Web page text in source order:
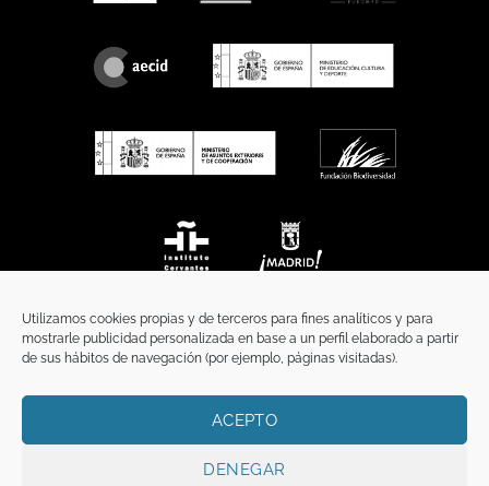
Utilizamos cookies propias y de terceros para fines analíticos y para
mostrarle publicidad personalizada en base a un perfil elaborado a partir
de sus hábitos de navegación (por ejemplo, páginas visitadas).
ACEPTO
DENEGAR
TÉRMINOS Y CONDICIONES